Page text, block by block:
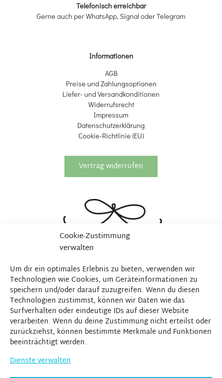
Cookie-Zustimmung
verwalten
Um dir ein optimales Erlebnis zu bieten, verwenden wir
Technologien wie Cookies, um Geräteinformationen zu
speichern und/oder darauf zuzugreifen. Wenn du diesen
Technologien zustimmst, können wir Daten wie das
Surfverhalten oder eindeutige IDs auf dieser Website
verarbeiten. Wenn du deine Zustimmung nicht erteilst oder
zurückziehst, können bestimmte Merkmale und Funktionen
beeinträchtigt werden.
Dienste verwalten
Telefonisch erreichbar
Gerne auch per WhatsApp, Signal oder Telegram
Informationen
AGB
Preise und Zahlungsoptionen
Liefer- und Versandkonditionen
Widerrufsrecht
Impressum
Datenschutzerklärung
Cookie-Richtlinie (EU)
Vertrag widerrufen